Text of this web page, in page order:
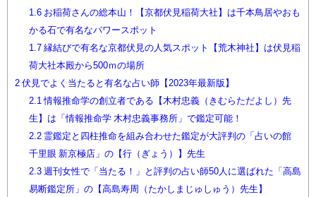
1.6お稲荷さんの総本山！【京都伏見稲荷大社】は千本鳥居やおも
かる石で有名なパワースポット
1.7縁結びで有名な京都伏見の人気スポット【荒木神社】は伏見稲
荷大社本殿から500ｍの場所
2 伏見でよく当たると有名な占い師【2023年最新版】
2.1 情報推命学の創立者である【木村忠義（きむらただよし）先
生】は「情報推命学 木村忠義事務所」で鑑定可能！
2.2霊鑑定と四柱推命を組み合わせた鑑定が大評判の「占いの館
千里眼 新京極店」の【行（ぎょう）】先生
2.3週刊女性で「当たる！」と評判の占い師50人に選ばれた「高島
易断鑑定所」の【高島寿周（たかしまじゅしゅう）先生】